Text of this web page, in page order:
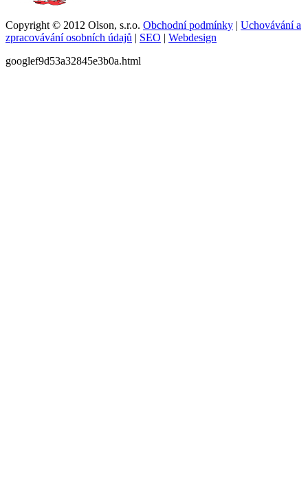
Copyright © 2012 Olson, s.r.o. Obchodní podmínky | Uchovávání a
zpracovávání osobních údajů | SEO | Webdesign
googlef9d53a32845e3b0a.html